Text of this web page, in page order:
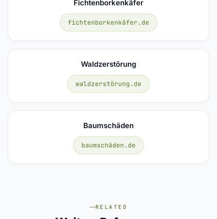
Fichtenborkenkäfer
fichtenborkenkäfer.de
Waldzerstörung
waldzerstörung.de
Baumschäden
baumschäden.de
RELATED